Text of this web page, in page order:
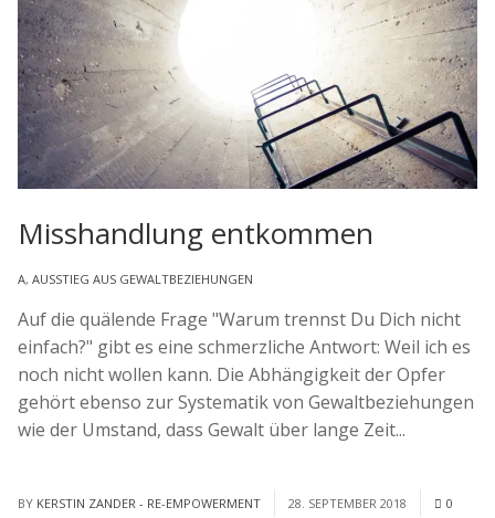
A, AUSSTIEG AUS GEWALTBEZIEHUNGEN
Misshandlung entkommen
Auf die quälende Frage "Warum trennst Du Dich nicht
einfach?" gibt es eine schmerzliche Antwort: Weil ich es
noch nicht wollen kann. Die Abhängigkeit der Opfer
gehört ebenso zur Systematik von Gewaltbeziehungen
wie der Umstand, dass Gewalt über lange Zeit...
BY KERSTIN ZANDER - RE-EMPOWERMENT 28. SEPTEMBER 2018 0